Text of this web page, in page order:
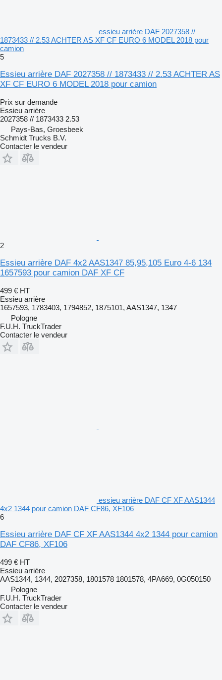
essieu arrière DAF 2027358 //
1873433 // 2.53 ACHTER AS XF CF EURO 6 MODEL 2018 pour
camion
5
Essieu arrière DAF 2027358 // 1873433 // 2.53 ACHTER AS
XF CF EURO 6 MODEL 2018 pour camion
Prix sur demande
Essieu arrière
2027358 // 1873433 2.53
Pays-Bas, Groesbeek
Schmidt Trucks B.V.
Contacter le vendeur
2
Essieu arrière DAF 4x2 AAS1347 85,95,105 Euro 4-6 134
1657593 pour camion DAF XF CF
499 € HT
Essieu arrière
1657593, 1783403, 1794852, 1875101, AAS1347, 1347
Pologne
F.U.H. TruckTrader
Contacter le vendeur
essieu arrière DAF CF XF AAS1344
4x2 1344 pour camion DAF CF86, XF106
6
Essieu arrière DAF CF XF AAS1344 4x2 1344 pour camion
DAF CF86, XF106
499 € HT
Essieu arrière
AAS1344, 1344, 2027358, 1801578 1801578, 4PA669, 0G050150
Pologne
F.U.H. TruckTrader
Contacter le vendeur